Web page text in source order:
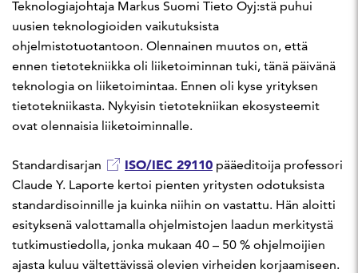
Teknologiajohtaja Markus Suomi Tieto Oyj:stä puhui
uusien teknologioiden vaikutuksista
ohjelmistotuotantoon. Olennainen muutos on, että
ennen tietotekniikka oli liiketoiminnan tuki, tänä päivänä
teknologia on liiketoimintaa. Ennen oli kyse yrityksen
tietotekniikasta. Nykyisin tietotekniikan ekosysteemit
ovat olennaisia liiketoiminnalle.
Standardisarjan ISO/IEC 29110 pääeditoija professori
Claude Y. Laporte kertoi pienten yritysten odotuksista
standardisoinnille ja kuinka niihin on vastattu. Hän aloitti
esityksenä valottamalla ohjelmistojen laadun merkitystä
tutkimustiedolla, jonka mukaan 40 – 50 % ohjelmoijien
ajasta kuluu vältettävissä olevien virheiden korjaamiseen.